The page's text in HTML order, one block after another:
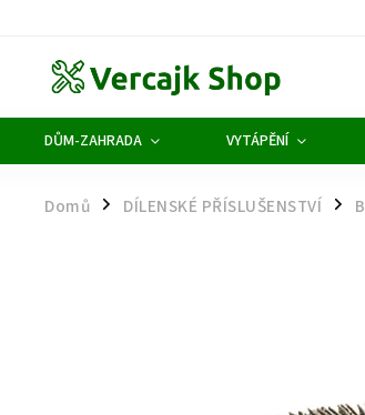
DŮM-ZAHRADA VYTÁPĚNÍ
Domů / DÍLENSKÉ PŘÍSLUŠENSTVÍ /